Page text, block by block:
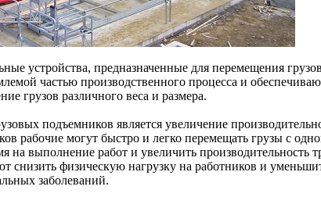
устройства, предназначенные для перемещения
частью производственного процесса и
грузов различного веса и размера.
подъемников является увеличение
рабочие могут быстро и легко перемещать грузы с
на выполнение работ и увеличить производительность
снизить физическую нагрузку на работников и
заболеваний.